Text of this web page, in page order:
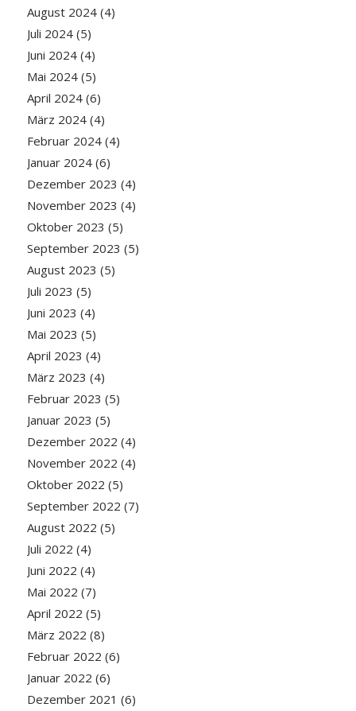
August 2024(4)
Juli 2024(5)
Juni 2024(4)
Mai 2024(5)
April 2024(6)
März 2024(4)
Februar 2024(4)
Januar 2024(6)
Dezember 2023 (4)
November 2023 (4)
Oktober 2023 (5)
September 2023 (5)
August 2023 (5)
Juli 2023 (5)
Juni 2023 (4)
Mai 2023 (5)
April 2023 (4)
März 2023 (4)
Februar 2023 (5)
Januar 2023 (5)
Dezember 2022 (4)
November 2022 (4)
Oktober 2022 (5)
September 2022 (7)
August 2022 (5)
Juli 2022 (4)
Juni 2022 (4)
Mai 2022 (7)
April 2022 (5)
März 2022 (8)
Februar 2022 (6)
Januar 2022 (6)
Dezember 2021 (6)